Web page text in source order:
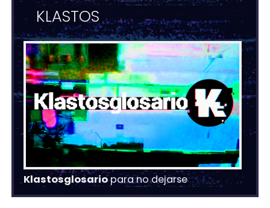
KLASTOS
Klastosglosariopara no dejarse